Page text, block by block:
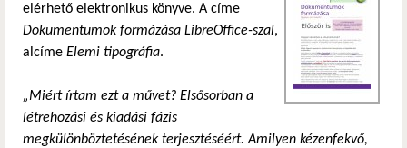
elérhető elektronikus könyve. A címe
Dokumentumok formázása LibreOffice-szal,
alcíme Elemi tipográfia.
„Miért írtam ezt a művet? Elsősorban a
létrehozási és kiadási fázis
megkülönböztetésének terjesztéséért. Amilyen kézenfekvő,